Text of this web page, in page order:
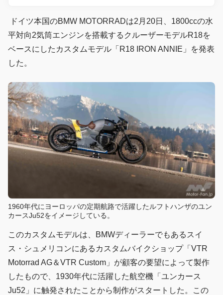
ドイツ本国のBMW MOTORRADは2月20日、1800ccの水
平対向2気筒エンジンを搭載するクルーザーモデルR18を
ベースにしたカスタムモデル「R18 IRON ANNIE」を発表
した。
1960年代にヨーロッパの定期航路で活躍したルフトハンザのユン
カースJu52をイメージしている。
このカスタムモデルは、BMWディーラーでもあるスイ
ス・シュメリコンにあるカスタムバイクショップ「VTR
Motorrad AG＆VTR Custom」が顧客の要望によって製作
したもので、1930年代に活躍した航空機「ユンカース
Ju52」に触発されたことから制作がスタートした。この